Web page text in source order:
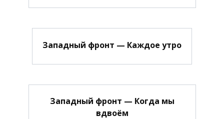
Западный фронт — Каждое утро
Западный фронт — Когда мы
вдвоём